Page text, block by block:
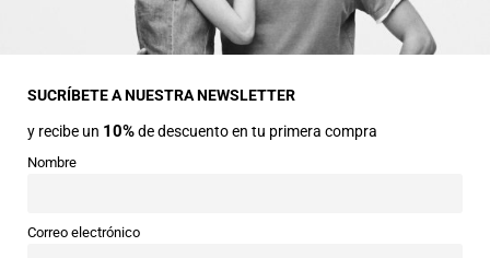
22330 Ainsa (Huesca)
Teléfonos
974 50 00 43
Horarios
SUCRÍBETE A NUESTRA NEWSLETTER
y recibe un 10%de descuento en tu primera compra
Nombre
Correo electrónico